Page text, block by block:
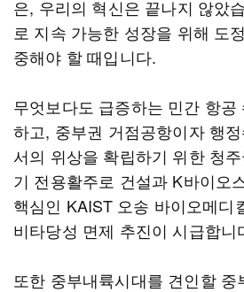
은, 우리의 혁신은 끝나지 않았
로 지속 가능한 성장을 위해 도
중해야 할 때입니다.
무엇보다도 급증하는 민간 항
하고, 중부권 거점공항이자 행
서의 위상을 확립하기 위한 청
기 전용활주로 건설과 K바이오
핵심인 KAIST 오송 바이오메디
비타당성 면제 추진이 시급합니
또한 중부내륙시대를 견인할 중